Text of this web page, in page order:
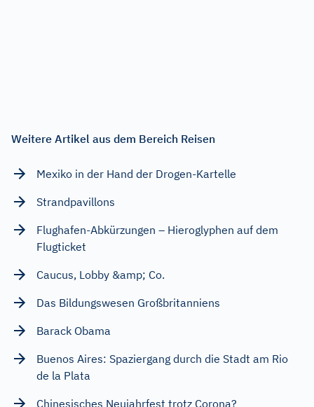
Weitere Artikel aus dem Bereich Reisen
Mexiko in der Hand der Drogen-Kartelle
Strandpavillons
Flughafen-Abkürzungen – Hieroglyphen auf dem
Flugticket
Caucus, Lobby &amp; Co.
Das Bildungswesen Großbritanniens
Barack Obama
Buenos Aires: Spaziergang durch die Stadt am Rio
de la Plata
Chinesisches Neujahrfest trotz Corona?